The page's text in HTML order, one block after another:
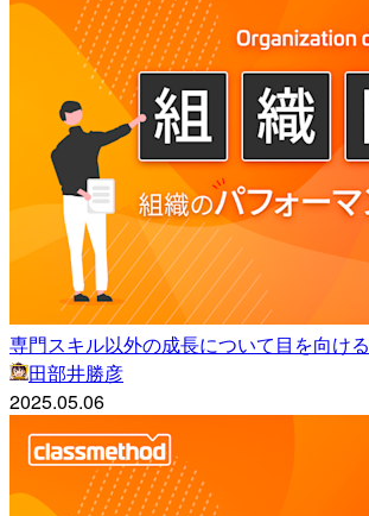
専門スキル以外の成長について目を向ける
田部井勝彦
2025.05.06